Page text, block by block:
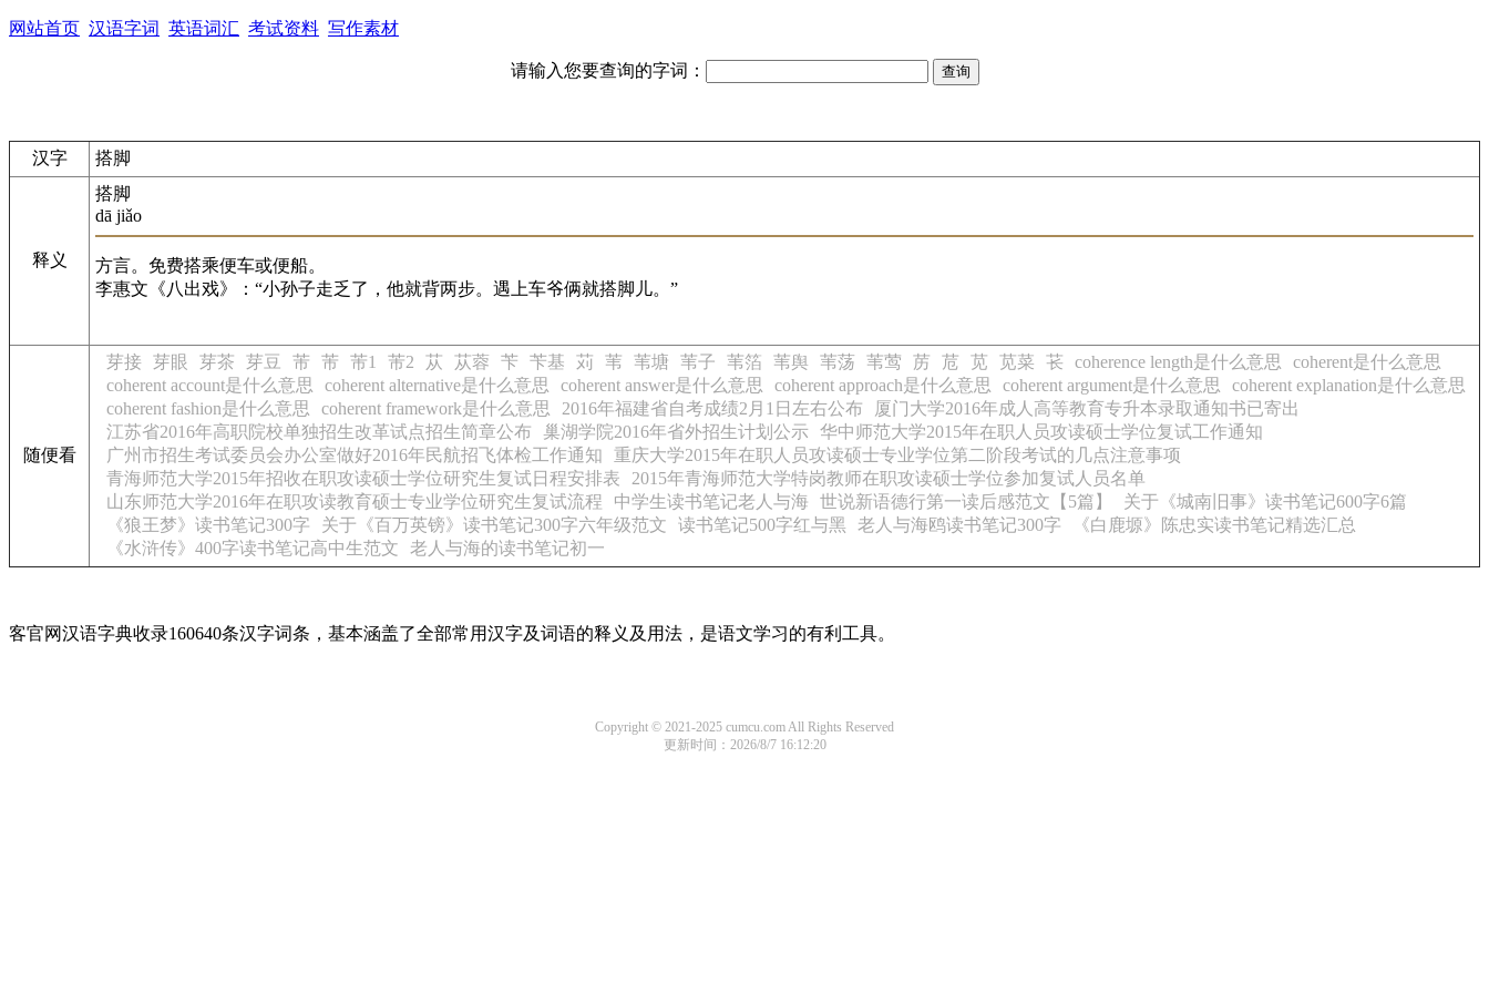
网站首页 汉语字词 英语词汇 考试资料 写作素材
请输入您要查询的字词：
汉字 搭脚
释义
搭脚
dā jiǎo
方言。免费搭乘便车或便船。
李惠文《八出戏》：“小孙子走乏了，他就背两步。遇上车爷俩就搭脚儿。”
随便看
芽接 芽眼 芽茶 芽豆 芾 芾 芾1 芾2 苁 苁蓉 苄 苄基 苅 苇 苇塘 苇子 苇箔 苇舆 苇荡 苇莺 苈 苊 苋 苋菜 苌 coherence length是什么意思
coherent是什么意思
coherent account是什么意思
coherent alternative是什么意思 coherent answer是什么意思 coherent approach是什么意思 coherent argument是什么意思
coherent explanation是什么意思
coherent fashion是什么意思
coherent framework是什么意思 2016年福建省自考成绩2月1日左右公布
厦门大学2016年成人高等教育专升本录取通知书已寄出
江苏省2016年高职院校单独招生改革试点招生简章公布
巢湖学院2016年省外招生计划公示 华中师范大学2015年在职人员攻读硕士学位复试工作通知
广州市招生考试委员会办公室做好2016年民航招飞体检工作通知
重庆大学2015年在职人员攻读硕士专业学位第二阶段考试的几点注意事项
青海师范大学2015年招收在职攻读硕士学位研究生复试日程安排表
2015年青海师范大学特岗教师在职攻读硕士学位参加复试人员名单
山东师范大学2016年在职攻读教育硕士专业学位研究生复试流程
中学生读书笔记老人与海 世说新语德行第一读后感范文【5篇】
关于《城南旧事》读书笔记600字6篇
《狼王梦》读书笔记300字
关于《百万英镑》读书笔记300字六年级范文 读书笔记500字红与黑 老人与海鸥读书笔记300字
《白鹿塬》陈忠实读书笔记精选汇总
《水浒传》400字读书笔记高中生范文
老人与海的读书笔记初一
客官网汉语字典收录160640条汉字词条，基本涵盖了全部常用汉字及词语的释义及用法，是语文学习的有利工具。
Copyright © 2021-2025 cumcu.com All Rights Reserved
更新时间：2026/8/7 16:12:20